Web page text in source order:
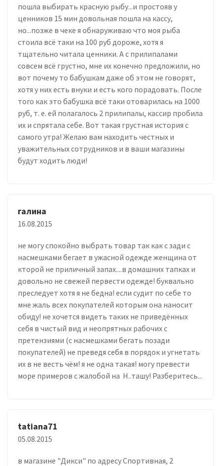
пошла выбирать красную рыбу...и простояв у
ценников 15 мин довольная пошла на кассу,
но...позже в чеке я обнаруживаю что моя рыба
стоила всё таки на 100 руб дороже, хотя я
тщательно читала ценники. А с прилипалами
совсем всё грустно, мне их конечно предложили, но
вот почему то бабушкам даже об этом не говорят,
хотя у них есть внуки и есть кого порадовать. После
того как это бабушка всё таки отоварилась на 1000
руб, т. е. ей полагалось 2 прилипалы, кассир пробила
их и спрятала себе. Вот такая грустная история с
самого утра! Желаю вам находить честных и
уважительных сотрудников и в ваши магазины
будут ходить люди!
галина
16.08.2015
не могу спокойно выбрать товар так как с зади с
насмешками бегает в ужасной одежде женщина от
кторой не приличный запах....в домашних тапках и
довольно не свежей первести одежде! буквально
преследует хотя я не бедна! если судит по себе то
мне жаль всех покупателей которым она наносит
обиду! не хочется видеть таких не приведённых
себя в чистый вид и неопрятных рабочих с
претензиями (с насмешками бегать позади
покупателей) не преведя себя в порядок и угнетать
их в не весть чём! я не одна такая! могу превести
море примеров с жалобой на Н..ташу! Разберитесь...
tatiana71
05.08.2015
в магазине "Дикси" по адресу Спортивная, 2